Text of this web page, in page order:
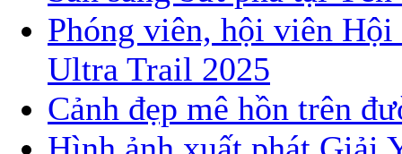
Phóng viên, hội viên
Ultra Trail 2025
Cảnh đẹp mê hồn trên